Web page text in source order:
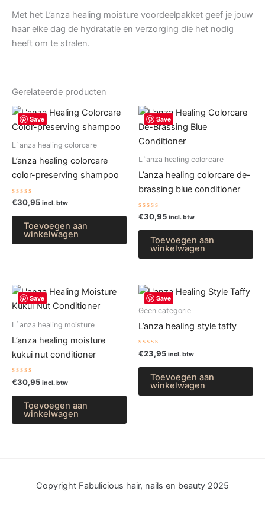
Met het L’anza healing moisture voordeelpakket geef je jouw
haar elke dag de hydratatie en verzorging die het nodig
heeft om te stralen.
Gerelateerde producten
Save
L`anza healing colorcare
L’anza healing colorcare
color-preserving shampoo
Gewaardeerd
uit
€30,95 incl. btw
Toevoegen aan
winkelwagen
Save
L`anza healing colorcare
L’anza healing colorcare de-
brassing blue conditioner
Gewaardeerd
uit
€30,95 incl. btw
Toevoegen aan
winkelwagen
Save
L`anza healing moisture
L’anza healing moisture
kukui nut conditioner
Gewaardeerd
uit
€30,95 incl. btw
Toevoegen aan
winkelwagen
Save
Geen categorie
L’anza healing style taffy
Gewaardeerd
uit
€23,95 incl. btw
Toevoegen aan
winkelwagen
Copyright Fabulicious hair, nails en beauty 2025